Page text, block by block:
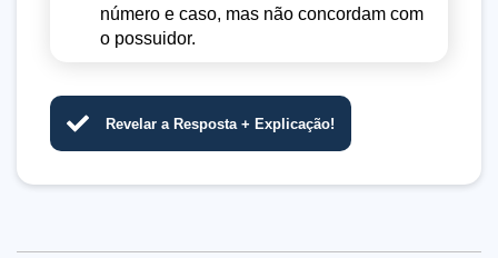
número e caso, mas não concordam com
o possuidor.
Revelar a Resposta + Explicação!